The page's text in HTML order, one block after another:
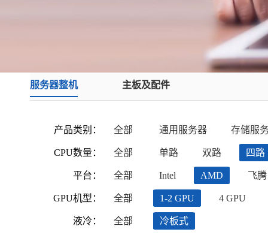
服务器整机 主板及配件
产品类别：
CPU数量：
平台：
GPU机型：
液冷：
全部 通用服务器 存储服
全部 单路 双路 四路
全部 Intel AMD 飞腾
全部 1-2 GPU 4 GPU
全部 冷板式